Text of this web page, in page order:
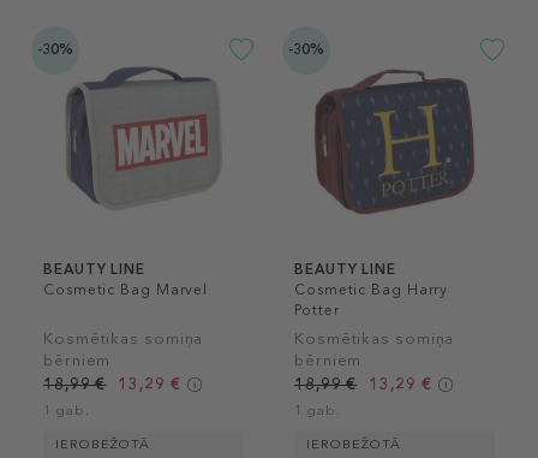
-30%
BEAUTY LINE
Cosmetic Bag Marvel
Kosmētikas somiņa
bērniem
18,99 €
13,29 €
1 gab.
IEROBEŽOTĀ
-30%
BEAUTY LINE
Cosmetic Bag Harry
Potter
Kosmētikas somiņa
bērniem
18,99 €
13,29 €
1 gab.
IEROBEŽOTĀ